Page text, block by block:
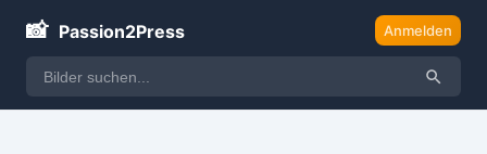
📸 Passion2Press Anmelden